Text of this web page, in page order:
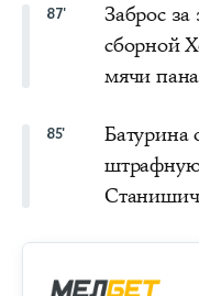
87'
Заброс за
сборной
мячи
85'
Батурина